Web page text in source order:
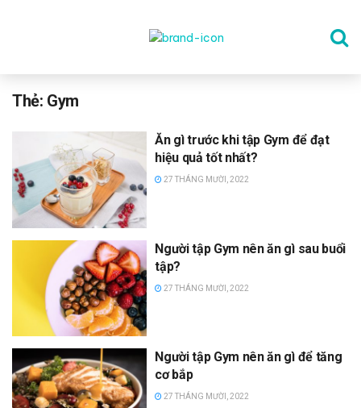
THỂ DỤC
DINH DƯỠNG
SỨC KHỎE TINH THẦN
CÔNG NGHỆ
Thẻ: Gym
Ăn gì trước khi tập Gym để đạt
hiệu quả tốt nhất?
27 THÁNG MƯỜI, 2022
Người tập Gym nên ăn gì sau buổi
tập?
27 THÁNG MƯỜI, 2022
Người tập Gym nên ăn gì để tăng
cơ bắp
27 THÁNG MƯỜI, 2022